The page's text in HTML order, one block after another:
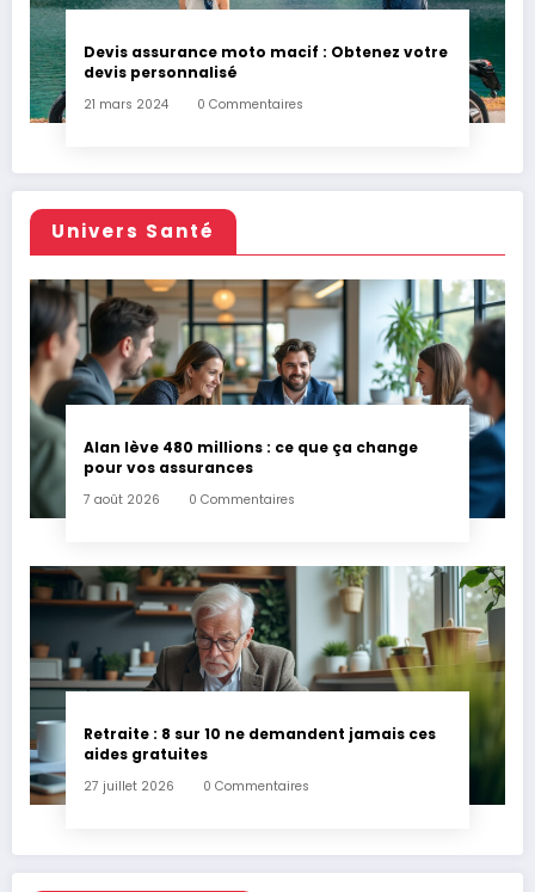
Devis assurance moto macif : Obtenez votre
devis personnalisé
21 mars 2024 0 Commentaires
Univers Santé
Alan lève 480 millions : ce que ça change
pour vos assurances
7 août 2026 0 Commentaires
Retraite : 8 sur 10 ne demandent jamais ces
aides gratuites
27 juillet 2026 0 Commentaires